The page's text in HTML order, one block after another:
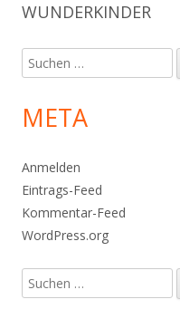
WUNDERKINDER
Suchen
nach:
META
Anmelden
Eintrags-Feed
Kommentar-Feed
WordPress.org
Suchen
nach: